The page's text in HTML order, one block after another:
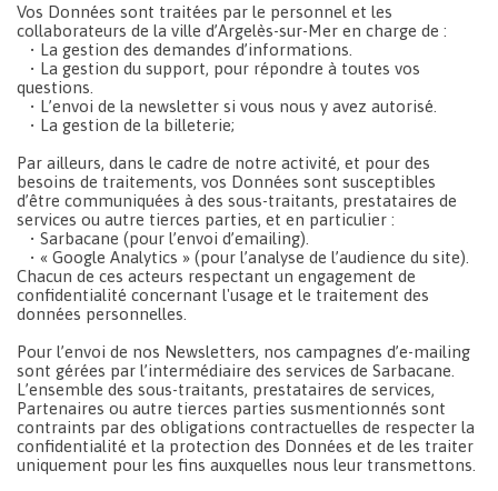
Vos Données sont traitées par le personnel et les
collaborateurs de la ville d’Argelès-sur-Mer en charge de :
• La gestion des demandes d’informations.
• La gestion du support, pour répondre à toutes vos
questions.
• L’envoi de la newsletter si vous nous y avez autorisé.
• La gestion de la billeterie;
Par ailleurs, dans le cadre de notre activité, et pour des
besoins de traitements, vos Données sont susceptibles
d’être communiquées à des sous-traitants, prestataires de
services ou autre tierces parties, et en particulier :
• Sarbacane (pour l’envoi d’emailing).
• « Google Analytics » (pour l’analyse de l’audience du site).
Chacun de ces acteurs respectant un engagement de
confidentialité concernant l'usage et le traitement des
données personnelles.
Pour l’envoi de nos Newsletters, nos campagnes d’e-mailing
sont gérées par l’intermédiaire des services de Sarbacane.
L’ensemble des sous-traitants, prestataires de services,
Partenaires ou autre tierces parties susmentionnés sont
contraints par des obligations contractuelles de respecter la
confidentialité et la protection des Données et de les traiter
uniquement pour les fins auxquelles nous leur transmettons.